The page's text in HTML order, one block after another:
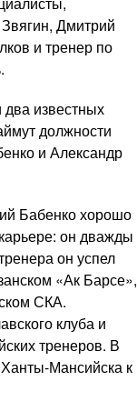
Дмитрий
и тренер по
известных
должности
и Александр
Бабенко хорошо
он дважды
он успел
«Ак Барсе»,
СКА.
клуба и
тренеров. В
Мансийска к